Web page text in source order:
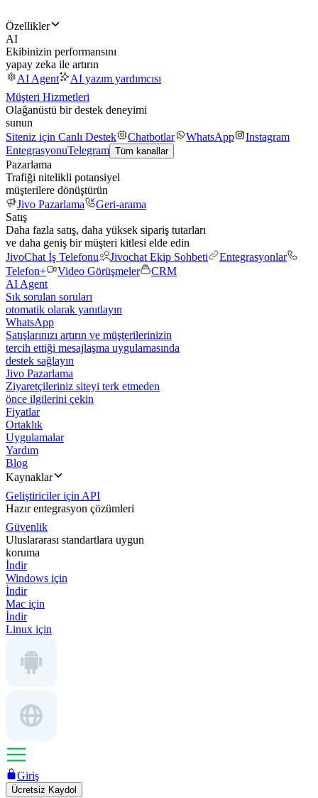
Özellikler
AI
Ekibinizin performansını
yapay zeka ile artırın
AI Agent
AI yazım yardımcısı
Müşteri Hizmetleri
Olağanüstü bir destek deneyimi
sunun
Siteniz için Canlı Destek
Chatbotlar WhatsApp
Instagram
EntegrasyonuTelegram Tüm kanallar
Pazarlama
Trafiği nitelikli potansiyel
müşterilere dönüştürün
Jivo Pazarlama
Geri-arama
Satış
Daha fazla satış, daha yüksek sipariş tutarları
ve daha geniş bir müşteri kitlesi elde edin
JivoChat İş Telefonu
Jivochat Ekip Sohbeti
Entegrasyonlar
Telefon+
Video Görüşmeler
CRM
AI Agent
Sık sorulan soruları
otomatik olarak yanıtlayın
WhatsApp
Satışlarınızı artırın ve müşterilerinizin
tercih ettiği mesajlaşma uygulamasında
destek sağlayın
Jivo Pazarlama
Ziyaretçileriniz siteyi terk etmeden
önce ilgilerini çekin
Fiyatlar
Ortaklık
Uygulamalar
Yardım
Blog
Kaynaklar
Geliştiriciler için API
Hazır entegrasyon çözümleri
Güvenlik
Uluslararası standartlara uygun
koruma
İndir
Windows için
İndir
Mac için
İndir
Linux için
Giriş
Ücretsiz Kaydol